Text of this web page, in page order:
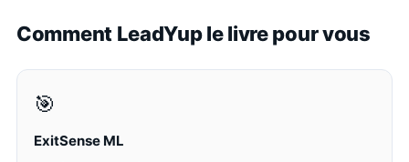
Comment LeadYup le livre pour vous
🎯
ExitSense ML